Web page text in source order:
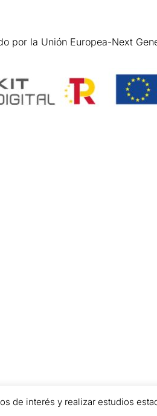
por la Unión Europea-Next
de interés y realizar estudios